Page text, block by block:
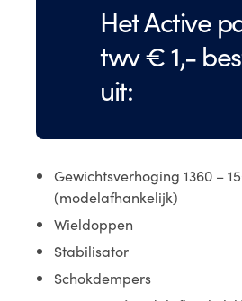
Het Active
twv € 1,-
uit:
Gewichtsverhoging 1360 –
(modelafhankelijk)
Wieldoppen
Stabilisator
Schokdempers